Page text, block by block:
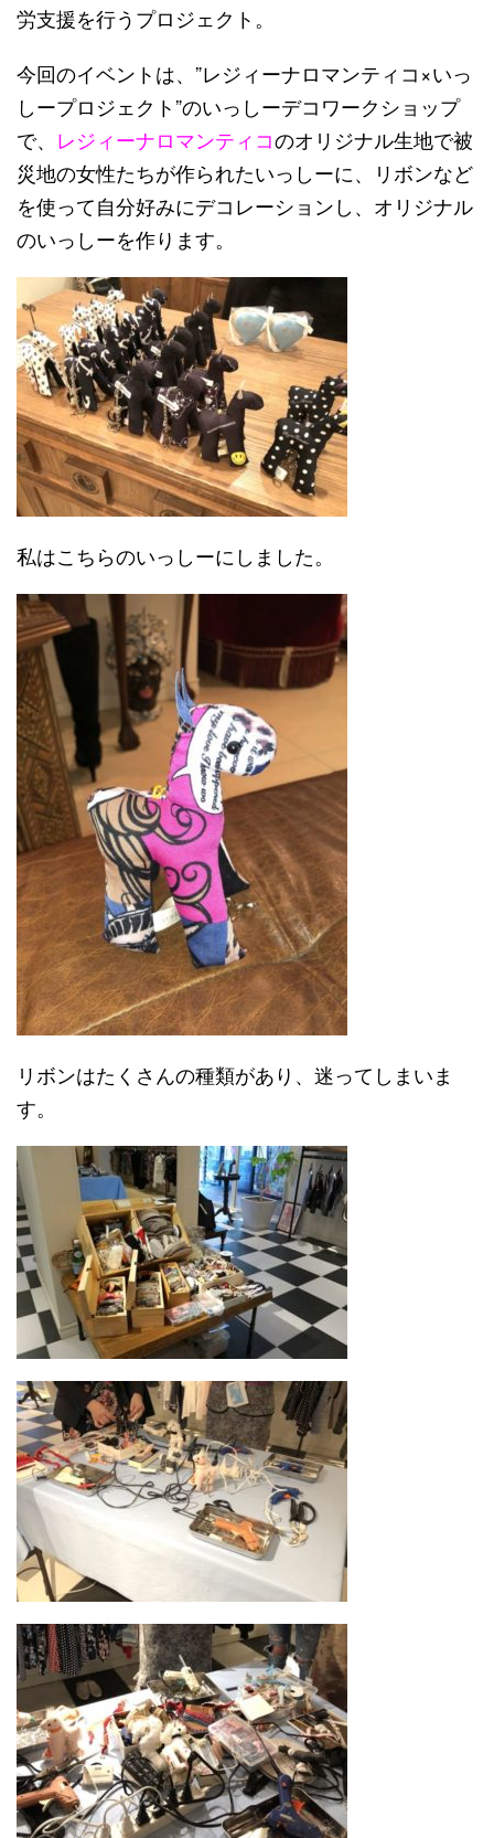
労支援を行うプロジェクト。
今回のイベントは、”レジィーナロマンティコ×いっ
しープロジェクト”のいっしーデコワークショップ
で、 レジィーナロマンティコのオリジナル生地で被
災地の女性たちが作られたいっしーに、リボンなど
を使って自分好みにデコレーションし、オリジナル
のいっしーを作ります。
私はこちらのいっしーにしました。
リボンはたくさんの種類があり、迷ってしまいま
す。